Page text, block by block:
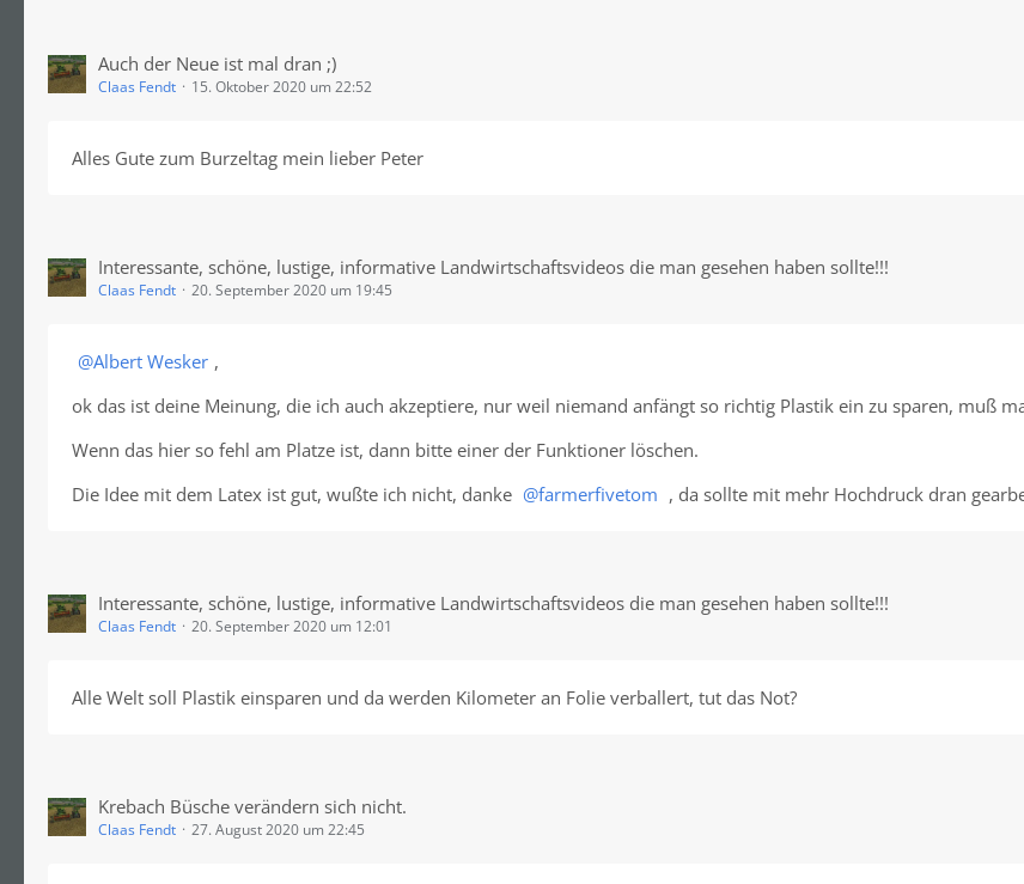
Auch der Neue ist mal dran ;)
Claas Fendt 15. Oktober 2020 um 22:52
Alles Gute zum Burzeltag mein lieber Peter
Interessante, schöne, lustige, informative Landwirtschaftsvideos die man gesehen haben sollte!!!
Claas Fendt 20. September 2020 um 19:45
Albert Wesker ,
ok das ist deine Meinung, die ich auch akzeptiere, nur weil niemand anfängt so richtig Plastik ein zu sparen, muß
Wenn das hier so fehl am Platze ist, dann bitte einer der Funktioner löschen.
Die Idee mit dem Latex ist gut, wußte ich nicht, danke
farmerfivetom , da sollte mit mehr Hochdruck dran
Interessante, schöne, lustige, informative Landwirtschaftsvideos die man gesehen haben sollte!!!
Claas Fendt 20. September 2020 um 12:01
Alle Welt soll Plastik einsparen und da werden Kilometer an Folie verballert, tut das Not?
Krebach Büsche verändern sich nicht.
Claas Fendt 27. August 2020 um 22:45